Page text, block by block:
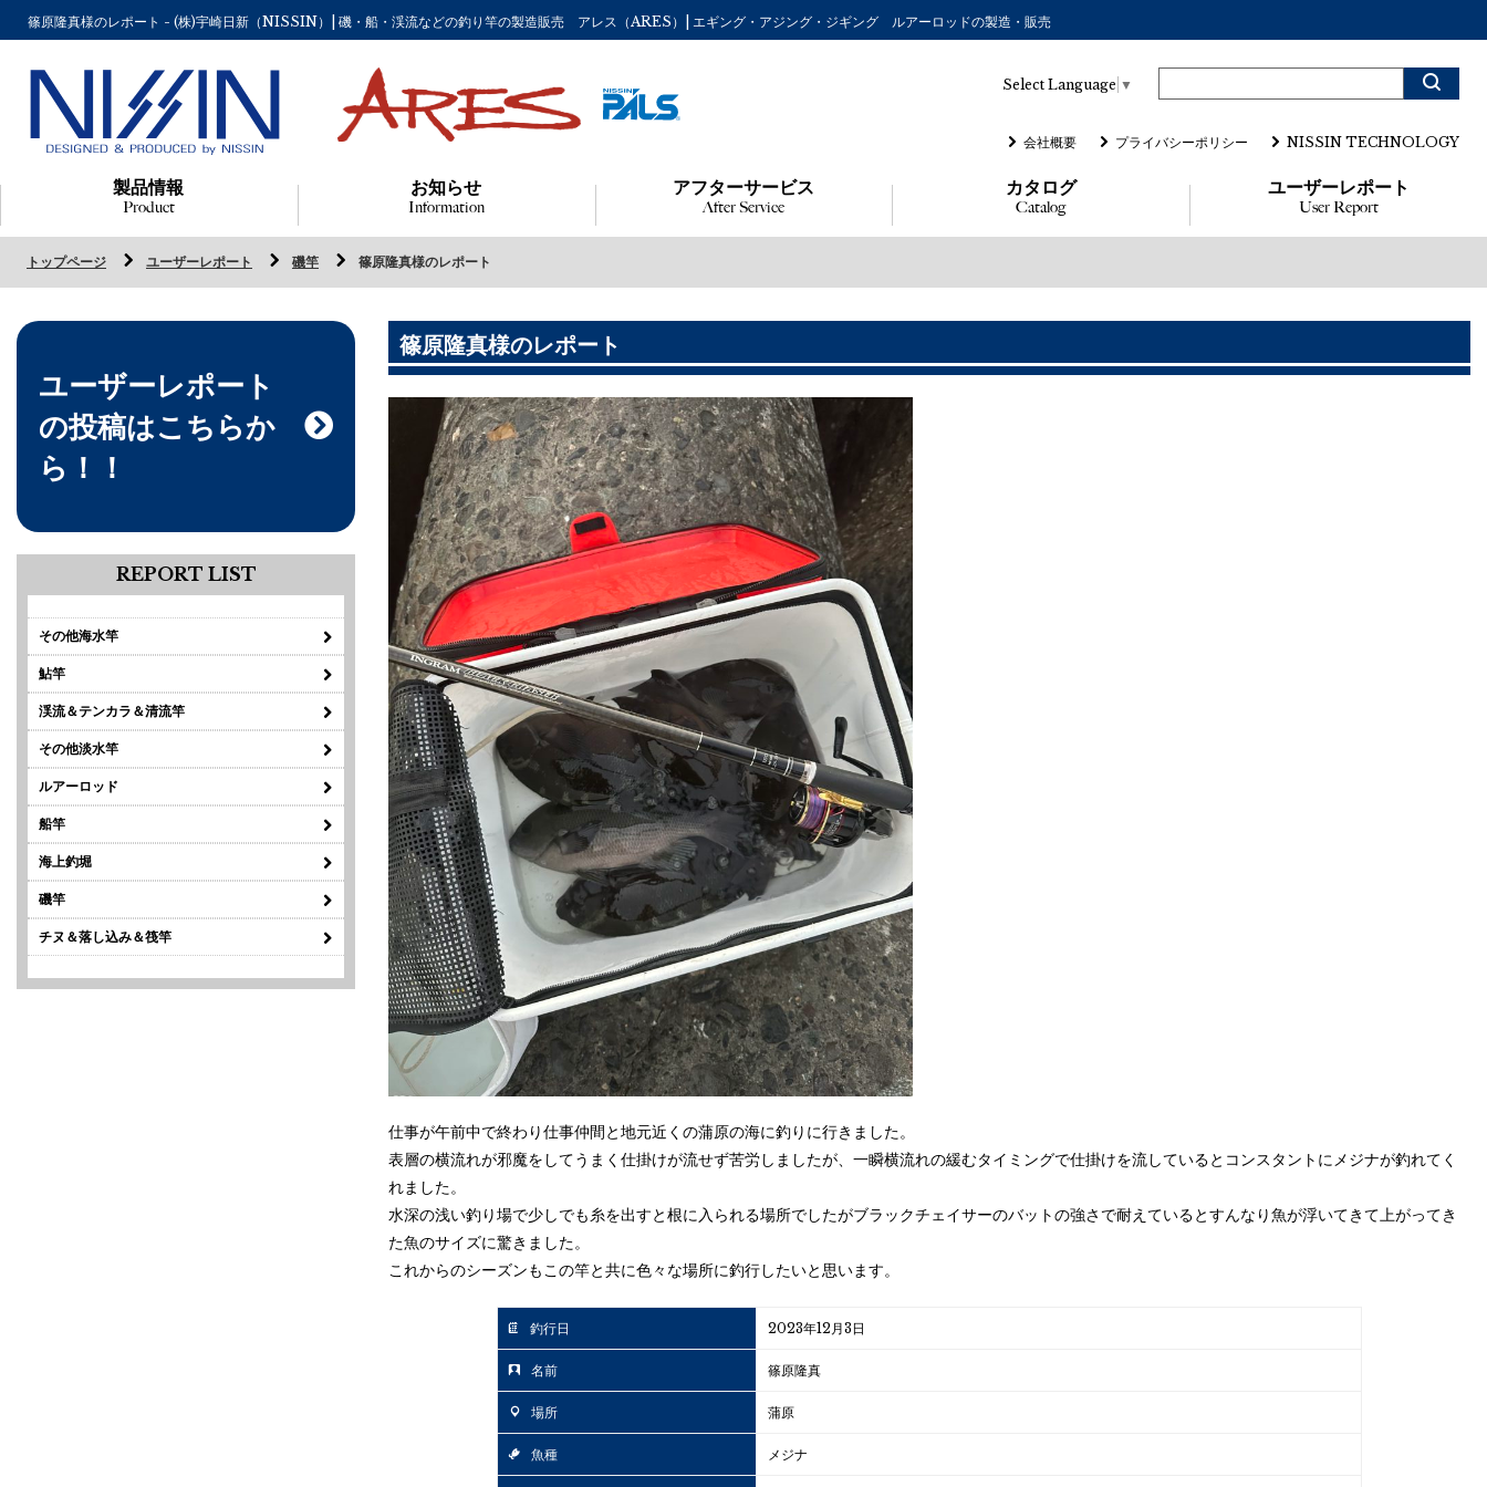
篠原隆真様のレポート - (株)宇崎日新（NISSIN）| 磯・船・渓流などの釣り竿の製造販売 アレス（ARES）| エギング・アジング・ジギング ルアーロッドの製造・販売
Select Language ▼
会社概要 プライバシーポリシー NISSIN TECHNOLOGY
製品情報
Product
お知らせ
Information
アフターサービス
After Service
カタログ
Catalog
ユーザーレポート
User Report
トップページ ユーザーレポート 磯竿 篠原隆真様のレポート
ユーザーレポート
の投稿はこちらか
ら！！
REPORT LIST
その他海水竿
鮎竿
渓流＆テンカラ＆清流竿
その他淡水竿
ルアーロッド
船竿
海上釣堀
磯竿
チヌ＆落し込み＆筏竿
篠原隆真様のレポート
仕事が午前中で終わり仕事仲間と地元近くの蒲原の海に釣りに行きました。
表層の横流れが邪魔をしてうまく仕掛けが流せず苦労しましたが、一瞬横流れの緩むタイミングで仕掛けを流しているとコンスタントにメジナが釣れてく
れました。
水深の浅い釣り場で少しでも糸を出すと根に入られる場所でしたがブラックチェイサーのバットの強さで耐えているとすんなり魚が浮いてきて上がってき
た魚のサイズに驚きました。
これからのシーズンもこの竿と共に色々な場所に釣行したいと思います。
釣行日 2023年12月3日
名前 篠原隆真
場所 蒲原
魚種 メジナ